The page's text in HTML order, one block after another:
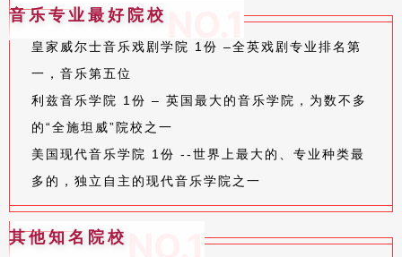
音乐专业最好院校
皇家威尔士音乐戏剧学院 1份 –全英戏剧专业排名第
一，音乐第五位
利兹音乐学院 1份 – 英国最大的音乐学院，为数不多
的“全施坦威”院校之一
美国现代音乐学院 1份 --世界上最大的、专业种类最
多的，独立自主的现代音乐学院之一
其他知名院校